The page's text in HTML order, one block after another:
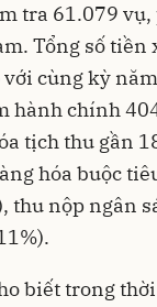
tra 61.079
Tổng số tiền
với cùng kỳ
hành chính
tịch thu gần
hóa buộc
thu nộp ngân
biết trong